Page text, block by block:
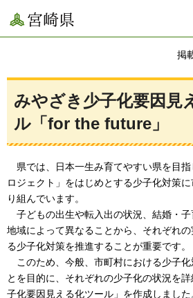
宮崎県
掲
みやざき少子化要因見
ル「for the future」
県では、日本一生み育てやすい県を目
ロジェクト」をはじめとする少子化対策
り組んでいます。
子どもの出生や転入出の状況、結婚・子
地域によって異なることから、それぞれ
る少子化対策を推進することが重要です。
このため、今般 、市町村における少子
とを目的に、それぞれの少子化の状況を
子化要因見える化ツール」を作成しました